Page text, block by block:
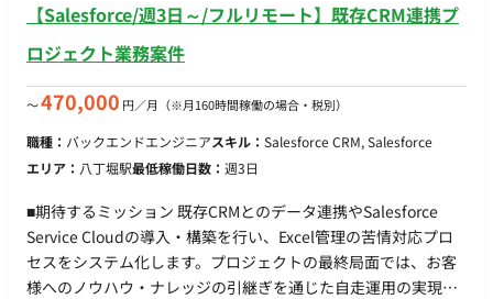
タル接点の拡充（LINE連携の追加など）や、メール件名・コン
テンツのA/Bテストを実施し、アクティブ率を引き上げるため
のチューニングを行います。 【業務サイクル・ワークスタイ
ル】 新しい施策の立案から構築・実装までを「1〜2ヶ月単位」
のサイクルで回し、継続的に改善（運用と効果測定）を繰り返
すアジャイル型の進め方です。 クライアント定例ミーティン
グ： 2週間に1回（進捗共有・次策のすり合わせ） 効果測定・レ
・リモート稼働：フルリモート可能 ※出社が出来ると尚可 ・フ
レックス稼働：可能（フルフレックス稼働） ・PC：貸与
PC（Mac）
【Salesforce/週3日～/フルリモート】既存CRM連携プ
ロジェクト業務案件
〜470,000 円／月 （※月160時間稼働の場合・税別）
職種： バックエンドエンジニアスキル： Salesforce CRM, Salesforce
エリア： 八丁堀駅最低稼働日数： 週3日
■期待するミッション 既存CRMとのデータ連携やSalesforce
Service Cloudの導入・構築を行い、Excel管理の苦情対応プロ
セスをシステム化します。プロジェクトの最終局面では、お客
様へのノウハウ・ナレッジの引継ぎを通じた自走運用の実現を